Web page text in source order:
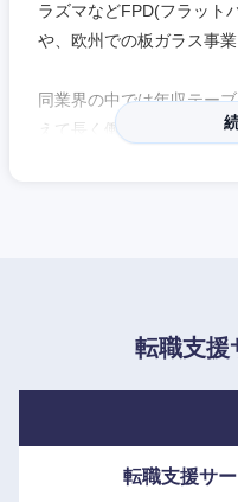
ラズマなどFPD(フラット
や、欧州での板ガラス事業
同業界の中では年収テー
えて長く働ける、落ち着
https://www.agc.com/
転職支援
転職支援サ